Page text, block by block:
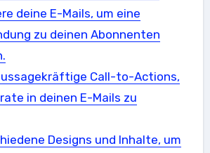
deine E-Mails, um eine
zu deinen Abonnenten
Call-to-Actions,
in deinen E-Mails zu
Designs und Inhalte, um